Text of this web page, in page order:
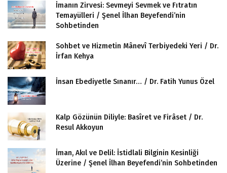
İmanın Zirvesi: Sevmeyi Sevmek ve Fıtratın
Temayülleri / Şenel İlhan Beyefendi’nin
Sohbetinden
Sohbet ve Hizmetin Mânevî Terbiyedeki Yeri / Dr.
İrfan Kehya
İnsan Ebediyetle Sınanır… / Dr. Fatih Yunus Özel
Kalp Gözünün Diliyle: Basîret ve Firâset / Dr.
Resul Akkoyun
İman, Akıl ve Delil: İstidlali Bilginin Kesinliği
Üzerine / Şenel İlhan Beyefendi’nin Sohbetinden